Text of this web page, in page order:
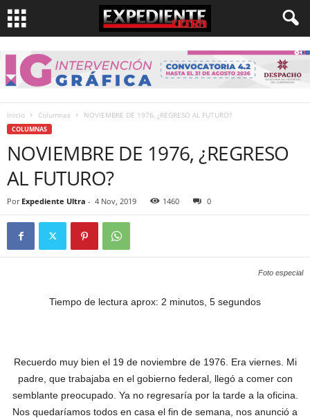
Inicio Columnas NOVIEMBRE DE 1976, ¿REGRESO AL FUTURO?
COLUMNAS
NOVIEMBRE DE 1976, ¿REGRESO
AL FUTURO?
Por Expediente Ultra - 4 Nov, 2019 1460 0
Foto especial
Tiempo de lectura aprox: 2 minutos, 5 segundos
Recuerdo muy bien el 19 de noviembre de 1976. Era viernes. Mi
padre, que trabajaba en el gobierno federal, llegó a comer con
semblante preocupado. Ya no regresaría por la tarde a la oficina.
Nos quedaríamos todos en casa el fin de semana, nos anunció a